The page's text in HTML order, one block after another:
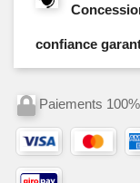
confiance
Paiements